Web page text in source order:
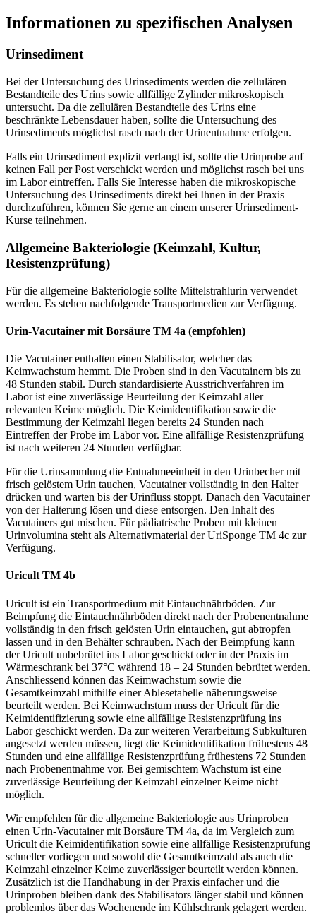
Informationen zu spezifischen Analysen
Urinsediment
Bei der Untersuchung des Urinsediments werden die zellulären
Bestandteile des Urins sowie allfällige Zylinder mikroskopisch
untersucht. Da die zellulären Bestandteile des Urins eine
beschränkte Lebensdauer haben, sollte die Untersuchung des
Urinsediments möglichst rasch nach der Urinentnahme erfolgen.
Falls ein Urinsediment explizit verlangt ist, sollte die Urinprobe auf
keinen Fall per Post verschickt werden und möglichst rasch bei uns
im Labor eintreffen. Falls Sie Interesse haben die mikroskopische
Untersuchung des Urinsediments direkt bei Ihnen in der Praxis
durchzuführen, können Sie gerne an einem unserer Urinsediment-
Kurse teilnehmen.
Allgemeine Bakteriologie (Keimzahl, Kultur,
Resistenzprüfung)
Für die allgemeine Bakteriologie sollte Mittelstrahlurin verwendet
werden. Es stehen nachfolgende Transportmedien zur Verfügung.
Urin-Vacutainer mit Borsäure TM 4a (empfohlen)
Die Vacutainer enthalten einen Stabilisator, welcher das
Keimwachstum hemmt. Die Proben sind in den Vacutainern bis zu
48 Stunden stabil. Durch standardisierte Ausstrichverfahren im
Labor ist eine zuverlässige Beurteilung der Keimzahl aller
relevanten Keime möglich. Die Keimidentifikation sowie die
Bestimmung der Keimzahl liegen bereits 24 Stunden nach
Eintreffen der Probe im Labor vor. Eine allfällige Resistenzprüfung
ist nach weiteren 24 Stunden verfügbar.
Für die Urinsammlung die Entnahmeeinheit in den Urinbecher mit
frisch gelöstem Urin tauchen, Vacutainer vollständig in den Halter
drücken und warten bis der Urinfluss stoppt. Danach den Vacutainer
von der Halterung lösen und diese entsorgen. Den Inhalt des
Vacutainers gut mischen. Für pädiatrische Proben mit kleinen
Urinvolumina steht als Alternativmaterial der UriSponge TM 4c zur
Verfügung.
Uricult TM 4b
Uricult ist ein Transportmedium mit Eintauchnährböden. Zur
Beimpfung die Eintauchnährböden direkt nach der Probenentnahme
vollständig in den frisch gelösten Urin eintauchen, gut abtropfen
lassen und in den Behälter schrauben. Nach der Beimpfung kann
der Uricult unbebrütet ins Labor geschickt oder in der Praxis im
Wärmeschrank bei 37°C während 18 – 24 Stunden bebrütet werden.
Anschliessend können das Keimwachstum sowie die
Gesamtkeimzahl mithilfe einer Ablesetabelle näherungsweise
beurteilt werden. Bei Keimwachstum muss der Uricult für die
Keimidentifizierung sowie eine allfällige Resistenzprüfung ins
Labor geschickt werden. Da zur weiteren Verarbeitung Subkulturen
angesetzt werden müssen, liegt die Keimidentifikation frühestens 48
Stunden und eine allfällige Resistenzprüfung frühestens 72 Stunden
nach Probenentnahme vor. Bei gemischtem Wachstum ist eine
zuverlässige Beurteilung der Keimzahl einzelner Keime nicht
möglich.
Wir empfehlen für die allgemeine Bakteriologie aus Urinproben
einen Urin-Vacutainer mit Borsäure TM 4a, da im Vergleich zum
Uricult die Keimidentifikation sowie eine allfällige Resistenzprüfung
schneller vorliegen und sowohl die Gesamtkeimzahl als auch die
Keimzahl einzelner Keime zuverlässiger beurteilt werden können.
Zusätzlich ist die Handhabung in der Praxis einfacher und die
Urinproben bleiben dank des Stabilisators länger stabil und können
problemlos über das Wochenende im Kühlschrank gelagert werden.